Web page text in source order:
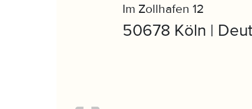
Im Zollhafen 12
50678 Köln |